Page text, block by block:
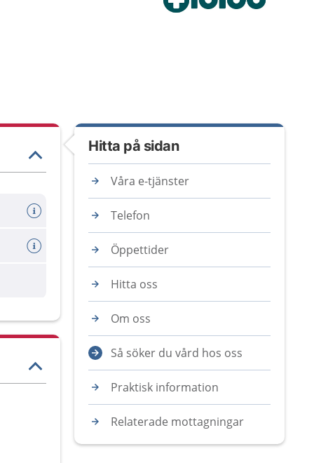
Hitta på sidan
Våra e-tjänster
Telefon
Öppettider
Hitta oss
Om oss
Så söker du vård hos oss
Praktisk information
Relaterade mottagningar